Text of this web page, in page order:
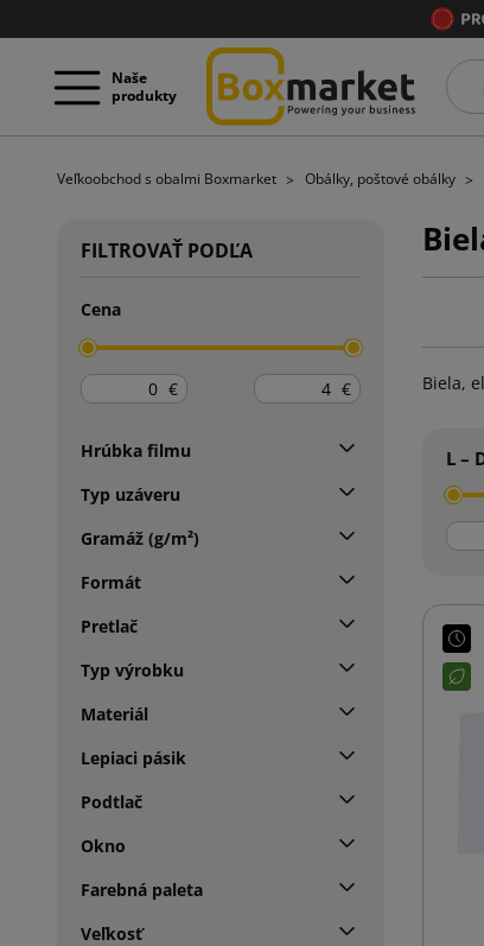
Naše
produkty
Veľkoobchod s obalmi Boxmarket Obálky, poštové obálky
FILTROVAŤ PODĽA
Cena
€ €
Hrúbka filmu
Typ uzáveru
Gramáž (g/m²)
Formát
Pretlač
Typ výrobku
Materiál
Lepiaci pásik
Podtlač
Okno
Farebná paleta
Veľkosť
Biela,
L –